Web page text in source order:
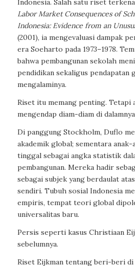
Indonesia. Salah satu riset
Labor Market Consequences of
Indonesia: Evidence from an
(2001), ia mengevaluasi dampak
era Soeharto pada 1973–1978.
bahwa pembangunan sekolah
pendidikan sekaligus pendapatan
mengalaminya.
Riset itu memang penting. Tetapi
mengendap diam-diam di
Di panggung Stockholm, Duflo
akademik global; sementara
tinggal sebagai angka statistik
pembangunan. Mereka hadir
sebagai subjek yang berdaulat
sendiri. Tubuh sosial Indonesia
empiris, tempat teori global
universalitas baru.
Persis seperti kasus Christiaan
sebelumnya.
Riset Eijkman tentang beri-beri di